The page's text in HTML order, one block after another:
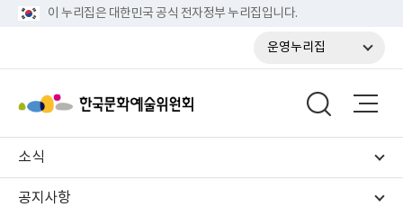
이 누리집은 대한민국 공식 전자정부 누리집입니다.
운영누리집
소식
공지사항